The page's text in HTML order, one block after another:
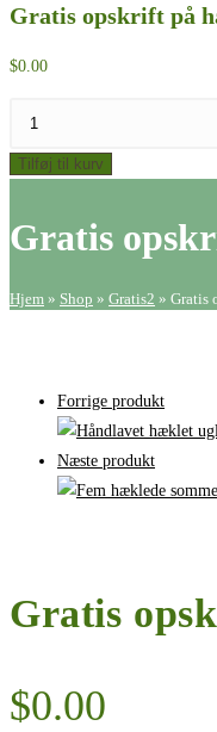
Gratis opskrift på
$0.00
på
ugle
Tilføj til kurv
Gratis
Hjem » Shop » Gratis2 » Gratis
Forrige produkt
Næste produkt
Gratis
$0.00